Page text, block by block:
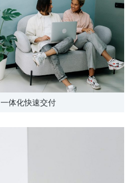
一体化快速交付